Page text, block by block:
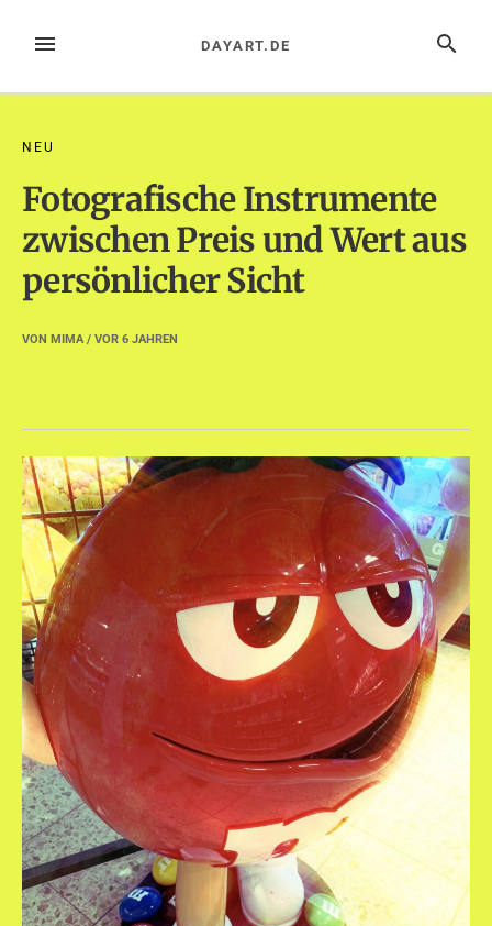
InhaltMENÜ SUCHE
DAYART.DE
NEU
Fotografische Instrumente
zwischen Preis und Wert aus
persönlicher Sicht
VON MIMA/ VOR 6 JAHREN